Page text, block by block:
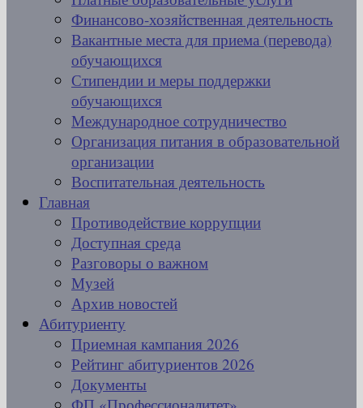
Финансово-хозяйственная деятельность
Вакантные места для приема (перевода)
обучающихся
Стипендии и меры поддержки
обучающихся
Международное сотрудничество
Организация питания в образовательной
организации
Воспитательная деятельность
Главная
Противодействие коррупции
Доступная среда
Разговоры о важном
Музей
Архив новостей
Абитуриенту
Приемная кампания 2026
Рейтинг абитуриентов 2026
Документы